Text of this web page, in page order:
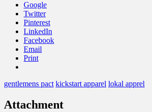
Google
Twitter
Pinterest
LinkedIn
Facebook
Email
Print
gentlemens pact kickstart apparel lokal apprel
Attachment